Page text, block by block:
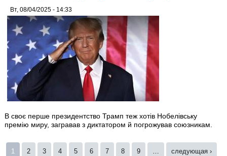
Вт, 08/04/2025 - 14:33
В своє перше президентство Трамп теж хотів Нобелівську
премію миру, загравав з диктатором й погрожував союзникам.
Страницы
1 2 3 4 5 6 7 8 9 … следующая ›